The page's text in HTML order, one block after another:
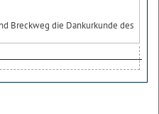
Breckweg die Dankurkunde des